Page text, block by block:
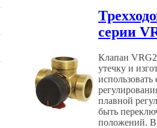
серии
Клапан
утечку и
плавной
быть
положений.